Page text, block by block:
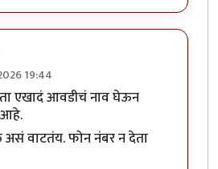
19:44
एखादं आवडीचं नाव घेऊन
आहे.
असं वाटतंय. फोन नंबर न देता